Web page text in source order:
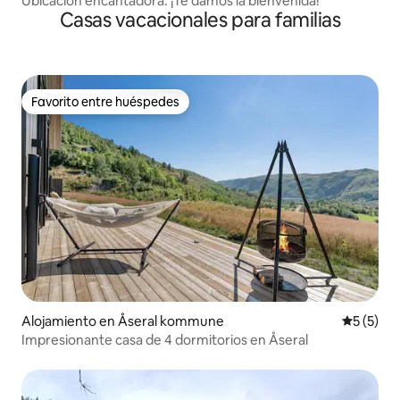
Casas vacacionales para familias
Favorito entre huéspedes
Favorito entre huéspedes
Alojamiento en Åseral kommune
5 (5)
Impresionante casa de 4 dormitorios en Åseral